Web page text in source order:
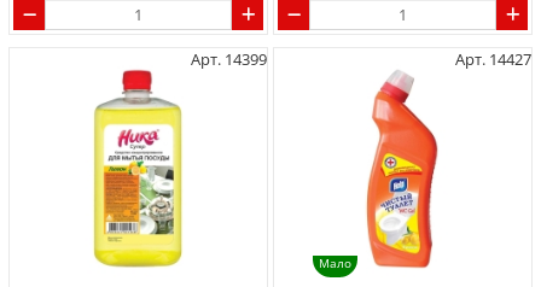
Арт. 14399 Арт. 14427
Мало